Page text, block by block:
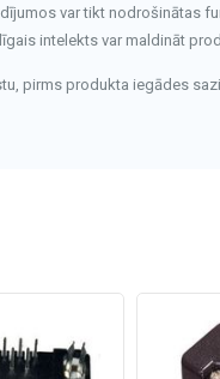
var tikt nodrošinātas
intelekts var maldināt
pirms produkta iegādes